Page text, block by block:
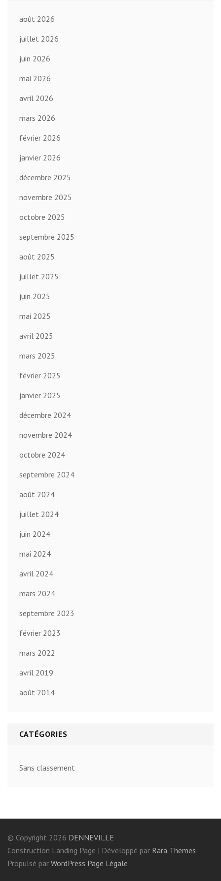
août 2026
juillet 2026
juin 2026
mai 2026
avril 2026
mars 2026
février 2026
janvier 2026
décembre 2025
novembre 2025
octobre 2025
septembre 2025
août 2025
juillet 2025
juin 2025
mai 2025
avril 2025
mars 2025
février 2025
janvier 2025
décembre 2024
novembre 2024
octobre 2024
septembre 2024
août 2024
juillet 2024
juin 2024
mai 2024
avril 2024
mars 2024
septembre 2023
février 2023
mars 2022
avril 2019
août 2014
CATÉGORIES
Sans classement
© Copyright 2026 DENNEVILLE
Construction Landing Page | Développé par Rara Themes
Propulsé par WordPress Page Légale